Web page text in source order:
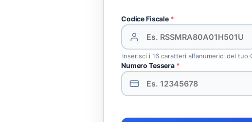
Codice Fiscale *
Inserisci i 16 caratteri alfanumerici del tuo
Numero Tessera *